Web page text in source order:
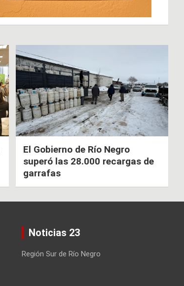
El Gobierno de Río Negro
superó las 28.000 recargas de
garrafas
Noticias 23
Región Sur de Río Negro